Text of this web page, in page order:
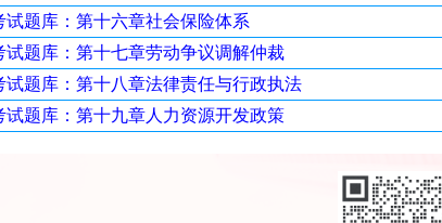
试题库：第十六章社会保险体系
试题库：第十七章劳动争议调解仲裁
试题库：第十八章法律责任与行政执法
试题库：第十九章人力资源开发政策